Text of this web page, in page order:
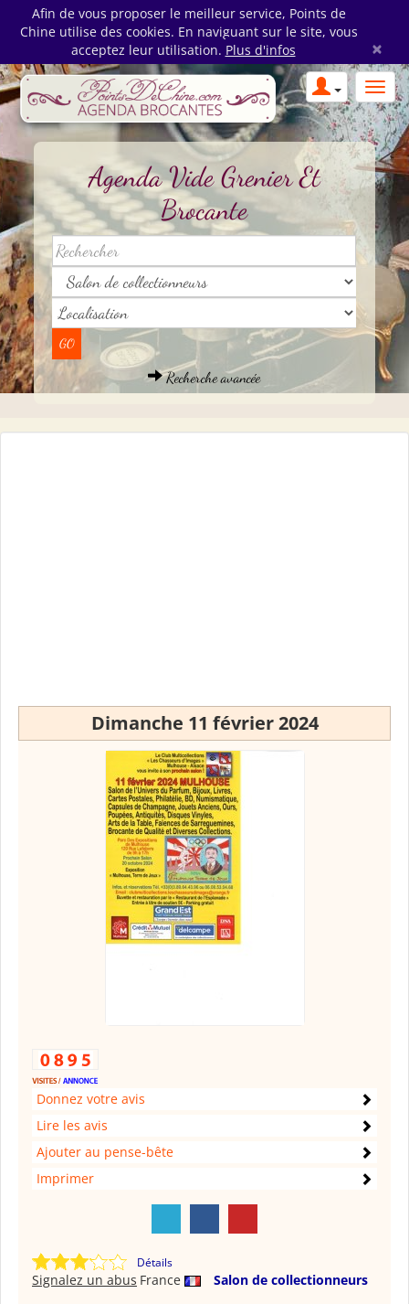
Afin de vous proposer le meilleur service, Points de
Chine utilise des cookies. En naviguant sur le site, vous
acceptez leur utilisation. Plus d'infos ×
Agenda Vide Grenier Et
Brocante
Recherche avancée
Dimanche 11 février 2024
Donnez votre avis
Lire les avis
Ajouter au pense-bête
Imprimer
Détails
France Salon de collectionneurs
Signalez un abus